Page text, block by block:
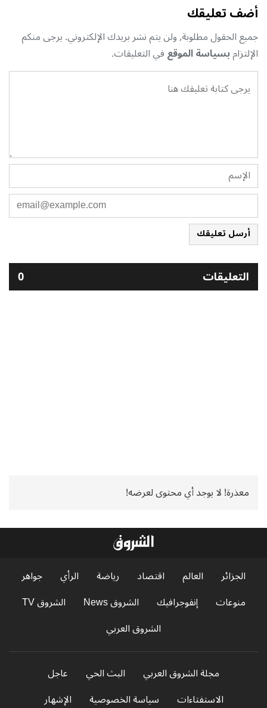
أضف تعليقك
جميع الحقول مطلوبة, ولن يتم نشر بريدك الإلكتروني. يرجى منكم
الإلتزامبسياسة الموقعفي التعليقات.
أرسل تعليقك
التعليقات 0
معذرة! لا يوجد أي محتوى لعرضه!
الجزائر العالم اقتصاد رياضة الرأي
جواهر
منوعات
إنفوجرافيك الشروق News
الشروق TV
الشروق العربي
مجلة الشروق العربي البث الحي
عاجل
الاستفتاءات
سياسة الخصوصية الإشهار